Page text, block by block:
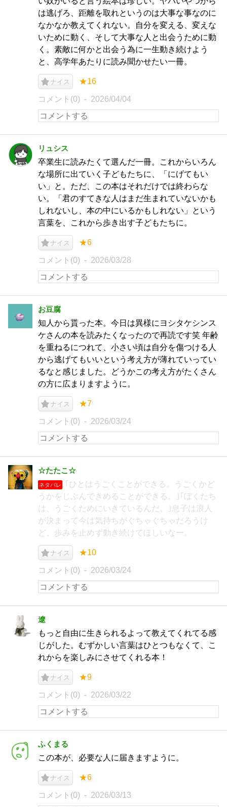
は逃げろ、距離を取れというのは大事な事なのに
なかなか教えてくれない。自分を変える、変えな
いために動く、そして大事な人と出会うために動
く。素敵に何かと出会う為に一生動き続けよう
と、高学年あたりに読み聞かせたい一冊。
ナイス ★16
コメント(0) 2026/04/04
リュシス
卒業生に読みたくて選んだ一冊。これからいろん
な場所に出ていく子どもたちに、「にげてもい
い」と。ただ、この本はそれだけでは終わらな
い。「君のすてきな人はまだ生まれていないかも
しれないし、本の中にいるかもしれない」という
言葉を、これから歩き出す子どもたちに。
ナイス ★6
コメント(0) 2026/03/28
お豆腐
知人から貰った本。今日は異様にヨシタケシンス
ケさんの本を読みたくなったので再読です笑 年齢
を重ねるにつれて、小さい頃は自分を傷つける人
から逃げてもいいという考え方が薄れていってい
るなと感じました。どうかこの考え方がたくさん
の方に広まりますように。
ナイス ★7
コメント(0) 2026/03/24
☆たたこ☆
ネタバレ
｢ひとはうごくことができる。うごくかど
うかをじぶんできめることができる。｣｢ぼくたち
は、うごくためにいきているんだ。｣息子は浪人
が決まって今は気持ちがぐちゃぐちゃだろうけ
ど、歩みを止めず動き続けてほしいなー。
ナイス ★10
コメント(0) 2026/03/24
遼
もっと自由に生きられるよって教えてくれてる感
じがした。むずかしい言葉はひとつもなくて、こ
れからを楽しみにさせてくれる本！
ナイス ★9
コメント(0) 2026/03/22
ふくまる
この本が、必要な人に届きますように。
ナイス ★6
コメント(0) 2026/03/13